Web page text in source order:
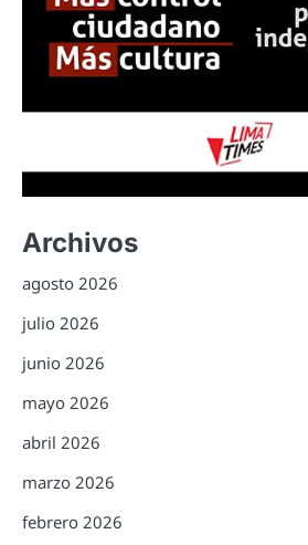
Archivos
agosto 2026
julio 2026
junio 2026
mayo 2026
abril 2026
marzo 2026
febrero 2026